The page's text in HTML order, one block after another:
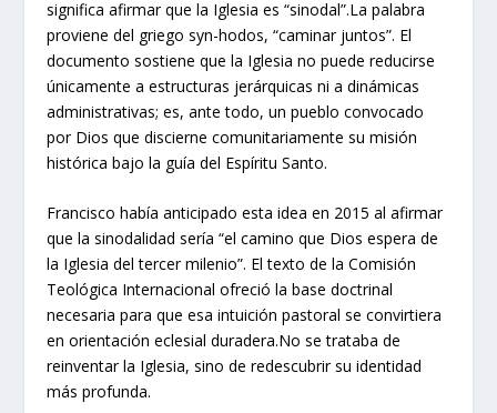
significa afirmar que la Iglesia es “sinodal”.La palabra
proviene del griego syn-hodos, “caminar juntos”. El
documento sostiene que la Iglesia no puede reducirse
únicamente a estructuras jerárquicas ni a dinámicas
administrativas; es, ante todo, un pueblo convocado
por Dios que discierne comunitariamente su misión
histórica bajo la guía del Espíritu Santo.
Francisco había anticipado esta idea en 2015 al afirmar
que la sinodalidad sería “el camino que Dios espera de
la Iglesia del tercer milenio”. El texto de la Comisión
Teológica Internacional ofreció la base doctrinal
necesaria para que esa intuición pastoral se convirtiera
en orientación eclesial duradera.No se trataba de
reinventar la Iglesia, sino de redescubrir su identidad
más profunda.